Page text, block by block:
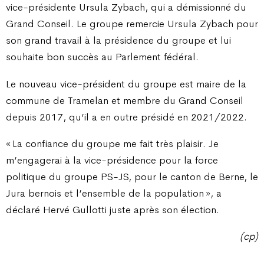
vice-présidente Ursula Zybach, qui a démissionné du
Grand Conseil. Le groupe remercie Ursula Zybach pour
son grand travail à la présidence du groupe et lui
souhaite bon succès au Parlement fédéral.
Le nouveau vice-président du groupe est maire de la
commune de Tramelan et membre du Grand Conseil
depuis 2017, qu’il a en outre présidé en 2021/2022.
« La confiance du groupe me fait très plaisir. Je
m’engagerai à la vice-présidence pour la force
politique du groupe PS-JS, pour le canton de Berne, le
Jura bernois et l’ensemble de la population », a
déclaré Hervé Gullotti juste après son élection.
(cp)